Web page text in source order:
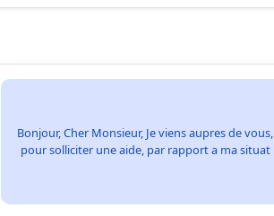
Bonjour, Cher Monsieur, Je viens aupres de vous,
pour solliciter une aide, par rapport a ma situat